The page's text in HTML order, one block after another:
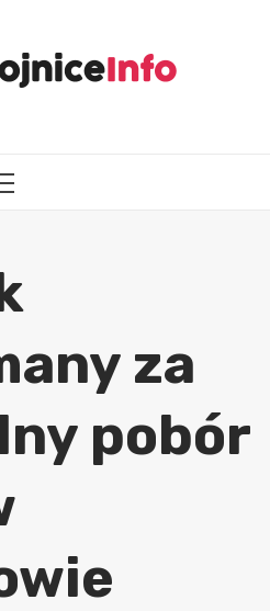
za
pobór